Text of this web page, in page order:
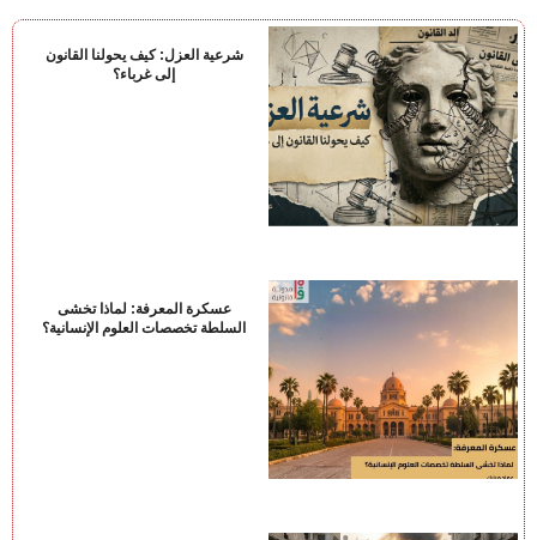
شرعية العزل: كيف يحولنا القانون
إلى غرباء؟
عسكرة المعرفة: لماذا تخشى
السلطة تخصصات العلوم الإنسانية؟